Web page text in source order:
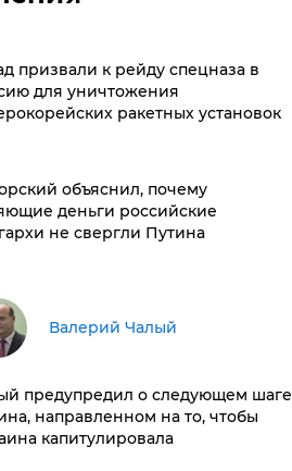
призвали к рейду спецназа в
для уничтожения
ракетных установок
объяснил, почему
деньги российские
не свергли Путина
Валерий Чалый
предупредил о следующем шаге
направленном на то, чтобы
капитулировала